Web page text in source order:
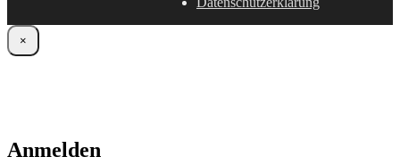
×
Anmelden